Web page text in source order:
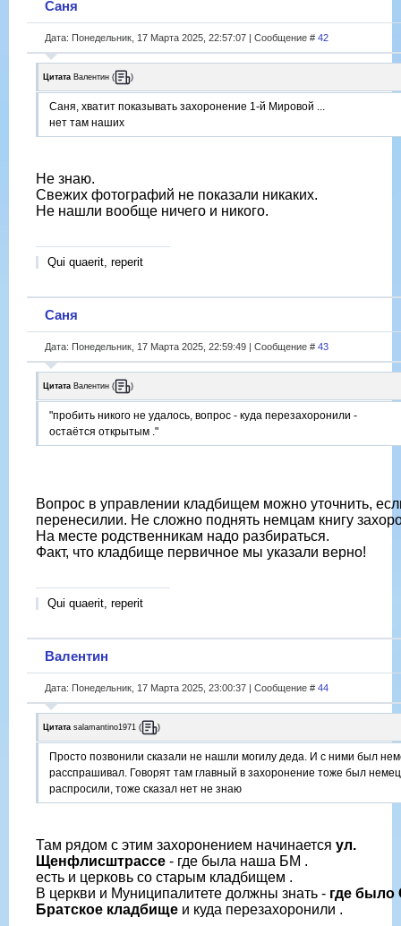
Саня
Дата: Понедельник, 17 Марта 2025, 22:57:07 | Сообщение # 42
Цитата Валентин ( )
Саня, хватит показывать захоронение 1-й Мировой ...
нет там наших
Не знаю.
Свежих фотографий не показали никаких.
Не нашли вообще ничего и никого.
Qui quaerit, reperit
Саня
Дата: Понедельник, 17 Марта 2025, 22:59:49 | Сообщение # 43
Цитата Валентин ( )
"пробить никого не удалось, вопрос - куда перезахоронили -
остаётся открытым ."
Вопрос в управлении кладбищем можно уточнить,
перенесилии. Не сложно поднять немцам книгу
На месте родственникам надо разбираться.
Факт, что кладбище первичное мы указали верно!
Qui quaerit, reperit
Валентин
Дата: Понедельник, 17 Марта 2025, 23:00:37 | Сообщение # 44
Цитата salamantino1971 ( )
Просто позвонили сказали не нашли могилу деда. И с ними был
расспрашивал. Говорят там главный в захоронение тоже был
распросили, тоже сказал нет не знаю
Там рядом с этим захоронением начинается ул.
Щенфлисштрассе - где была наша БМ .
есть и церковь со старым кладбищем .
В церкви и Муниципалитете должны знать - где было
Братское кладбище и куда перезахоронили .